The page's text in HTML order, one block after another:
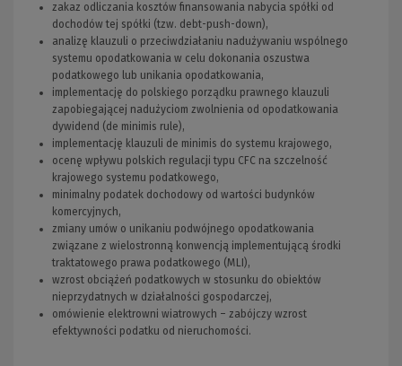
zakaz odliczania kosztów finansowania nabycia spółki od
dochodów tej spółki (tzw. debt-push-down),
analizę klauzuli o przeciwdziałaniu nadużywaniu wspólnego
systemu opodatkowania w celu dokonania oszustwa
podatkowego lub unikania opodatkowania,
implementację do polskiego porządku prawnego klauzuli
zapobiegającej nadużyciom zwolnienia od opodatkowania
dywidend (de minimis rule),
implementację klauzuli de minimis do systemu krajowego,
ocenę wpływu polskich regulacji typu CFC na szczelność
krajowego systemu podatkowego,
minimalny podatek dochodowy od wartości budynków
komercyjnych,
zmiany umów o unikaniu podwójnego opodatkowania
związane z wielostronną konwencją implementującą środki
traktatowego prawa podatkowego (MLI),
wzrost obciążeń podatkowych w stosunku do obiektów
nieprzydatnych w działalności gospodarczej,
omówienie elektrowni wiatrowych – zabójczy wzrost
efektywności podatku od nieruchomości.